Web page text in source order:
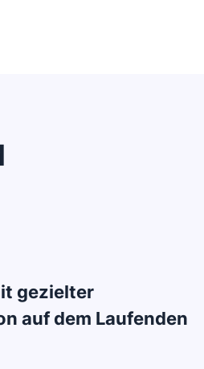
gezielter
auf dem Laufenden